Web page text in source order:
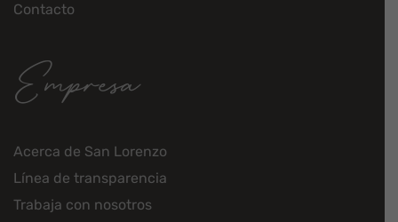
Contacto
Empresa
Acerca de San Lorenzo
Línea de transparencia
Trabaja con nosotros